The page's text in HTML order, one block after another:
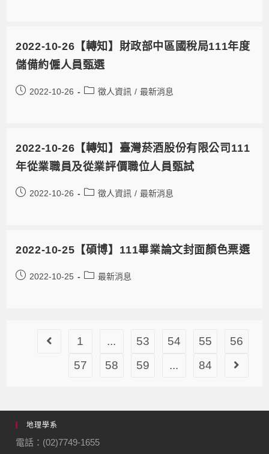
2022-10-26【轉知】財政部中區國稅局111年度
儲備約僱人員甄選
2022-10-26 徵人資訊 / 最新消息
2022-10-26【轉知】臺灣菸酒股份有限公司111
年從業職員及從業評價職位人員甄試
2022-10-26 徵人資訊 / 最新消息
2022-10-25【碩博】111畢業論文封面顏色票選
2022-10-25 最新消息
1 ... 53 54 55
56
57
58 59 ... 84
地理學系
電話：(02)7749-1655